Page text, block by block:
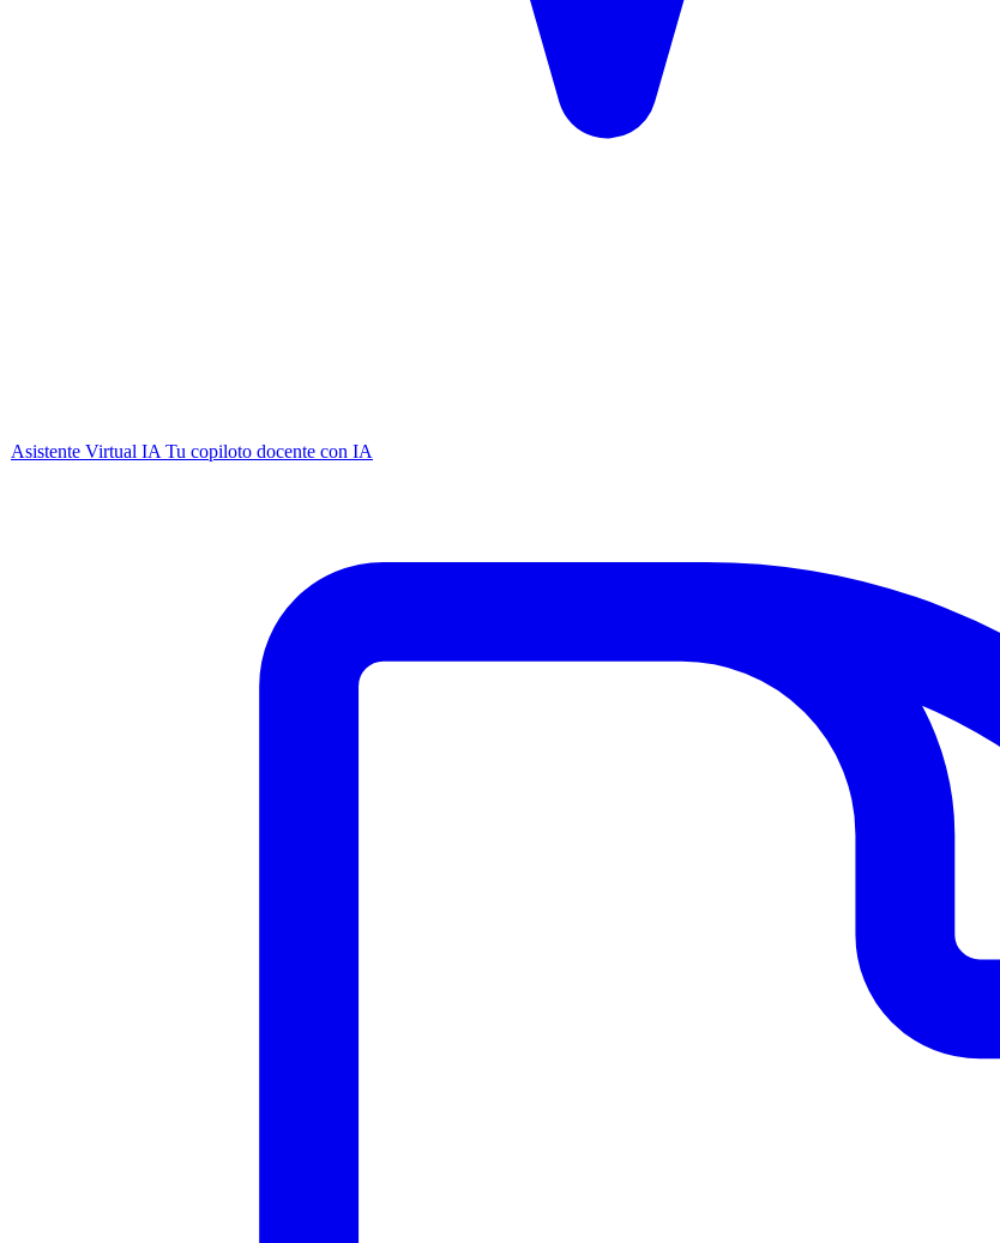
Asistente Virtual IA Tu copiloto docente con IA